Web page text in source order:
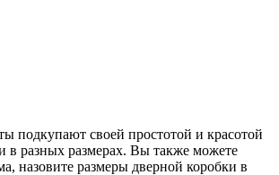
подкупают своей простотой и красотой
в разных размерах. Вы также можете
назовите размеры дверной коробки в